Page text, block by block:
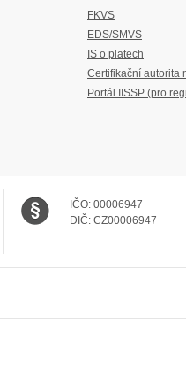
FKVS
EDS/SMVS
IS o platech
Certifikační autorita
Portál IISSP (pro
IČO: 00006947
DIČ: CZ00006947